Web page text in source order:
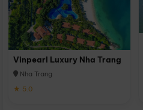
Vinpearl Luxury Nha Trang
Nha Trang
★ 5.0